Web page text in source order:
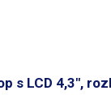
s LCD 4,3",